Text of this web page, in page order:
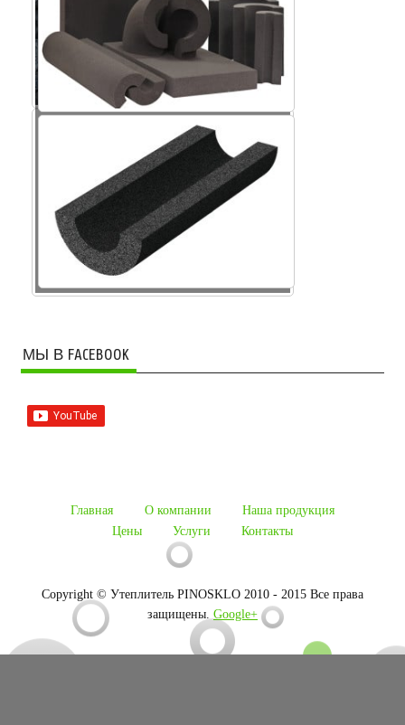
Крошка пеностекла
МЫ В FACEBOOK
Главная О компании
Наша продукция
Цены
Услуги Контакты
Copyright © Утеплитель PINOSKLO 2010 - 2015 Все права
защищены. Google+